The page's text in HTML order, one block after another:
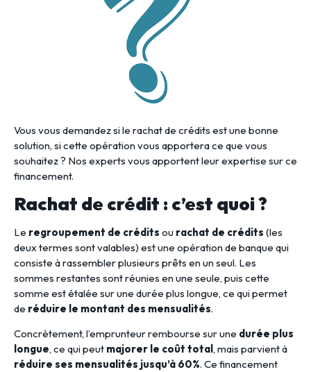
Vous vous demandez si le rachat de crédits est une bonne
solution, si cette opération vous apportera ce que vous
souhaitez ? Nos experts vous apportent leur expertise sur ce
financement.
Rachat de crédit : c’est quoi ?
Le regroupement de crédits ou rachat de crédits (les
deux termes sont valables) est une opération de banque qui
consiste à rassembler plusieurs prêts en un seul. Les
sommes restantes sont réunies en une seule, puis cette
somme est étalée sur une durée plus longue, ce qui permet
de réduire le montant des mensualités.
Concrètement, l’emprunteur rembourse sur une durée plus
longue, ce qui peut majorer le coût total , mais parvient à
réduire ses mensualités jusqu’à 60%. Ce financement